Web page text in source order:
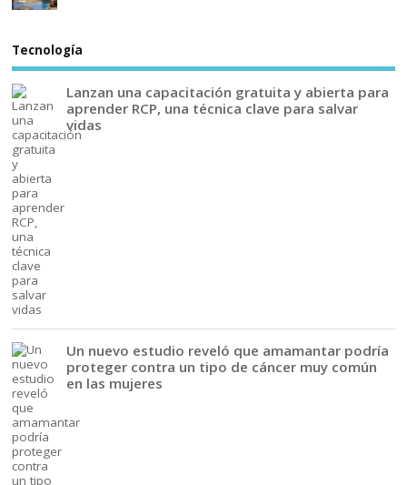
Tecnología
Lanzan una capacitación gratuita y abierta para
aprender RCP, una técnica clave para salvar
vidas
Un nuevo estudio reveló que amamantar podría
proteger contra un tipo de cáncer muy común
en las mujeres